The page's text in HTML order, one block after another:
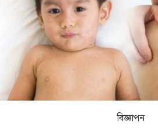
কনভার্টার
বিজ্ঞাপন